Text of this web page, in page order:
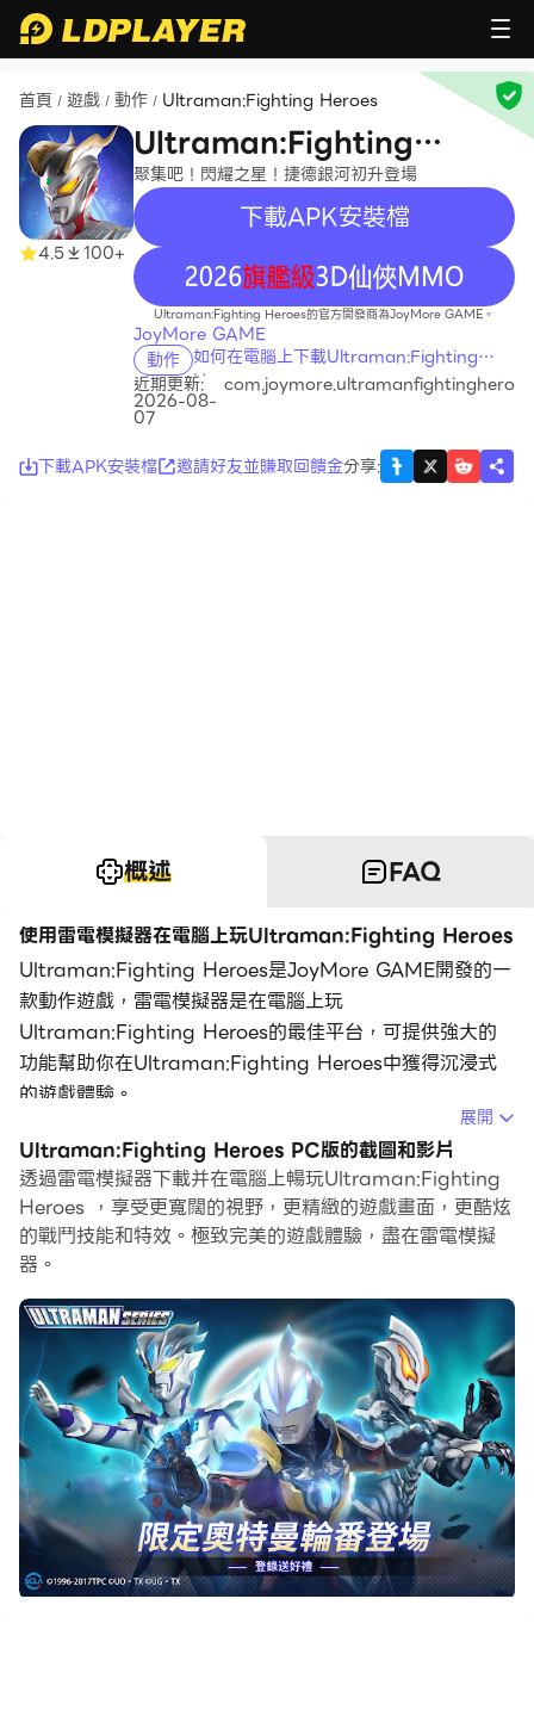
首頁 / 遊戲 / 動作 / Ultraman:Fighting Heroes
4.5 100+
Ultraman:Fighting
Heroes
聚集吧！閃耀之星！捷德銀河初升登場
下載APK安裝檔
recommend
Ultraman:Fighting Heroes的官方開發商為JoyMore GAME。
JoyMore GAME
動作 如何在電腦上下載Ultraman:Fighting
Heroes
近期更新:
2026-08-
07
com.joymore.ultramanfightinghero
下載APK安裝檔 邀請好友並賺取回饋金分享:
概述 FAQ
使用雷電模擬器在電腦上玩Ultraman:Fighting Heroes
Ultraman:Fighting Heroes是JoyMore GAME開發的一
款動作遊戲，雷電模擬器是在電腦上玩
Ultraman:Fighting Heroes的最佳平台，可提供強大的
功能幫助你在Ultraman:Fighting Heroes中獲得沉浸式
的遊戲體驗。
當你在電腦上玩Ultraman:Fighting Heroes的時候，你
可以調整幀頻設定，享受流暢的遊戲體驗和酷炫的遊戲畫
面。
雷電模擬器還提供配置好的鍵盤映射，以最大限度地方便你
按鍵靈敏度和技能釋放精準度。為了增強你的遊戲體驗，雷
電模擬器還為你配置了特殊的按鈕，如射擊按鈕、隱藏滑鼠
按鈕、連續按鍵等。
如果你想用遊戲手把玩遊戲，自動啟用的遊戲手把檢測可以
幫助你在幾個簡單的點擊中自訂控制，自由移動你的英雄。
現在就開始在電腦上下載和玩Ultraman:Fighting
Heroes吧！
-----現在已經登場的奧特英雄與怪獸們-----
展開
Ultraman:Fighting Heroes PC版的截圖和影片
透過雷電模擬器下載并在電腦上暢玩Ultraman:Fighting
Heroes ，享受更寬闊的視野，更精緻的遊戲畫面，更酷炫
的戰鬥技能和特效。極致完美的遊戲體驗，盡在雷電模擬
器。